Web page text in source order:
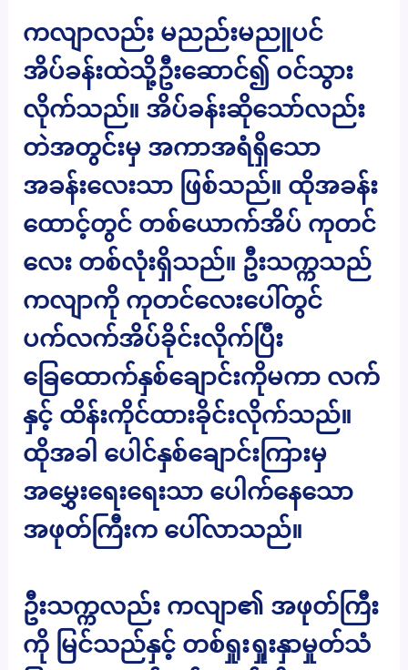
ကလျာလည်း မညည်းမညူပင်
အိပ်ခန်းထဲသို့ဦးဆောင်၍ ဝင်သွား
လိုက်သည်။ အိပ်ခန်းဆိုသော်လည်း
တဲအတွင်းမှ အကာအရံရှိသော
အခန်းလေးသာ ဖြစ်သည်။ ထိုအခန်း
ထောင့်တွင် တစ်ယောက်အိပ် ကုတင်
လေး တစ်လုံးရှိသည်။ ဦးသက္ကသည်
ကလျာကို ကုတင်လေးပေါ်တွင်
ပက်လက်အိပ်ခိုင်းလိုက်ပြီး
ခြေထောက်နှစ်ချောင်းကိုမကာ လက်
နှင့် ထိန်းကိုင်ထားခိုင်းလိုက်သည်။
ထိုအခါ ပေါင်နှစ်ချောင်းကြားမှ
အမွှေးရေးရေးသာ ပေါက်နေသော
အဖုတ်ကြီးက ပေါ်လာသည်။
ဦးသက္ကလည်း ကလျာ၏ အဖုတ်ကြီး
ကို မြင်သည်နှင့် တစ်ရှုးရှုးနှာမှုတ်သံ